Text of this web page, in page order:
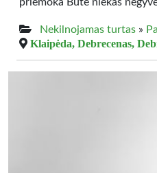
Nekilnojamas turtas »
Klaipėda, Debrecenas,